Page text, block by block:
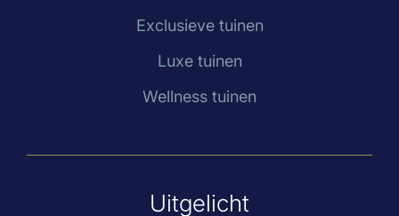
Exclusieve tuinen
Luxe tuinen
Wellness tuinen
Uitgelicht